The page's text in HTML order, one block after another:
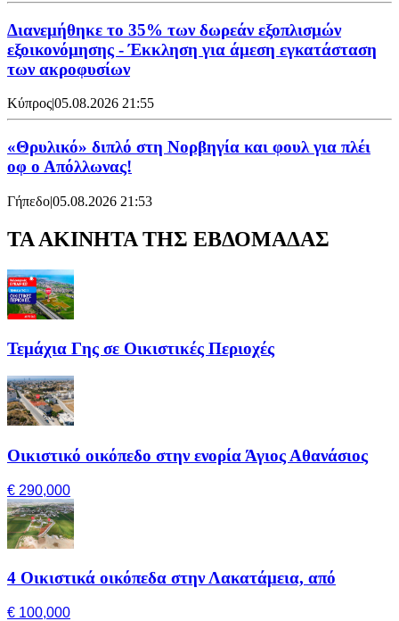
Διανεμήθηκε το 35% των δωρεάν εξοπλισμών
εξοικονόμησης - Έκκληση για άμεση εγκατάσταση
των ακροφυσίων
Κύπρος|05.08.2026 21:55
«Θρυλικό» διπλό στη Νορβηγία και φουλ για πλέι
οφ ο Απόλλωνας!
Γήπεδο|05.08.2026 21:53
ΤΑ ΑΚΙΝΗΤΑ ΤΗΣ ΕΒΔΟΜΑΔΑΣ
Τεμάχια Γης σε Οικιστικές Περιοχές
Οικιστικό οικόπεδο στην ενορία Άγιος Αθανάσιος
€ 290,000
4 Οικιστικά οικόπεδα στην Λακατάμεια, από
€ 100,000